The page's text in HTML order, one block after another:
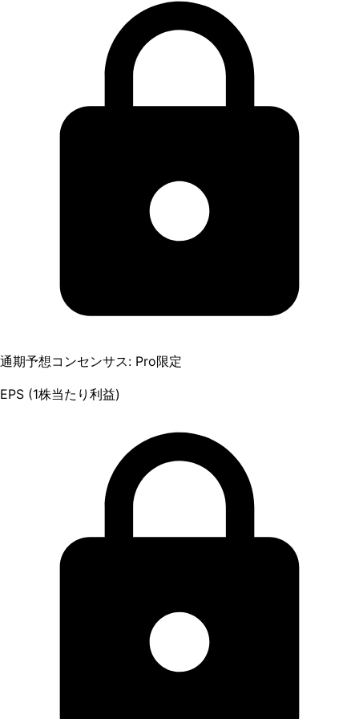
通期予想コンセンサス: Pro限定
EPS (1株当たり利益)